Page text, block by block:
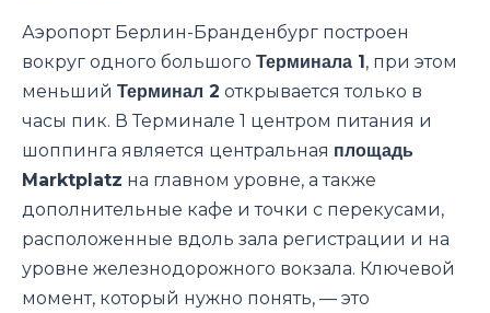
Аэропорт Берлин-Бранденбург построен
вокруг одного большого Терминала 1 , при этом
меньший Терминал 2 открывается только в
часы пик. В Терминале 1 центром питания и
шоппинга является центральная площадь
Marktplatz на главном уровне, а также
дополнительные кафе и точки с перекусами,
расположенные вдоль зала регистрации и на
уровне железнодорожного вокзала. Ключевой
момент, который нужно понять, — это